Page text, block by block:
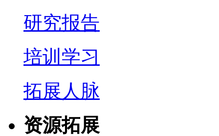
研究报告
培训学习
拓展人脉
资源拓展